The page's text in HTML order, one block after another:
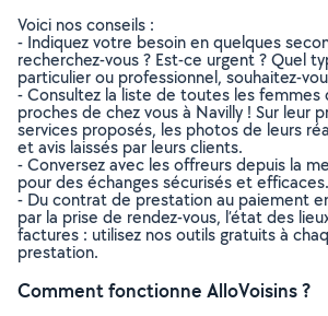
Voici nos conseils :
- Indiquez votre besoin en quelques
recherchez-vous ? Est-ce urgent ? Quel
particulier ou professionnel, souhaitez-
- Consultez la liste de toutes les femmes
proches de chez vous à Navilly ! Sur leur
services proposés, les photos de leurs
et avis laissés par leurs clients.
- Conversez avec les offreurs depuis la
pour des échanges sécurisés et efficaces.
- Du contrat de prestation au paiement
par la prise de rendez-vous, l’état des
factures : utilisez nos outils gratuits à
prestation.
Comment fonctionne AlloVoisins ?